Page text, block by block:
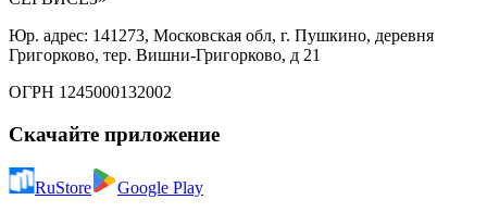
Юр. адрес: 141273, Московская обл, г. Пушкино, деревня
Григорково, тер. Вишни-Григорково, д 21
ОГРН 1245000132002
Скачайте приложение
RuStore Google Play